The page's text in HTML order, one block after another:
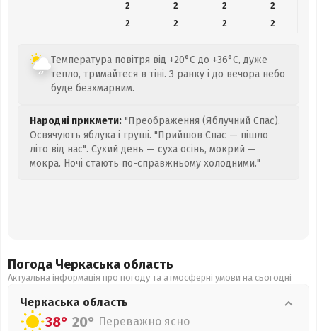
2
2 2
2
2
2 2 2
Температура повітря від +20°C до +36°C, дуже
тепло, тримайтеся в тіні. З ранку і до вечора небо
буде безхмарним.
Народні прикмети: "Преображення (Яблучний Спас).
Освячують яблука і груші. "Прийшов Спас — пішло
літо від нас". Сухий день — суха осінь, мокрий —
мокра. Ночі стають по-справжньому холодними."
Погода Черкаська область
Актуальна інформація про погоду та атмосферні умови на сьогодні
Черкаська область
38° 20° Переважно ясно